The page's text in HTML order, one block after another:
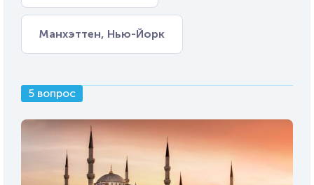
Манхэттен, Нью-Йорк
5 вопрос